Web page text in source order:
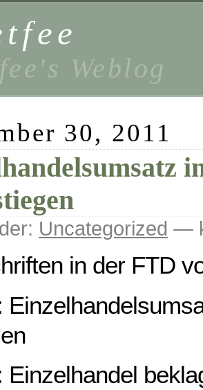
Weblog
30, 2011
Uncategorized —
in der FTD
Einzelhandel